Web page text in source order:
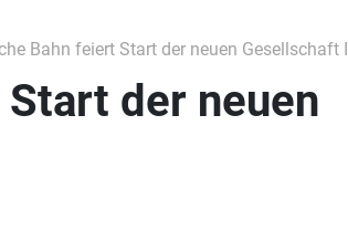
Bahn feiert Start der neuen Gesellschaft
der neuen